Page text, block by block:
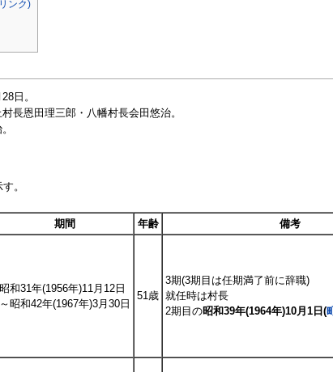
ンク)
日。
長恩田理三郎・八幡村長会田悠治。
。
期間 年齢 備考
昭和31年(1956年)11月12日
～昭和42年(1967年)3月30日
51歳
3期(3期目は任期満了前に辞職)
就任時は村長
2期目の昭和39年(1964年)10月1日(